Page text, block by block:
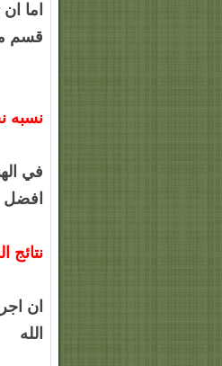
اما
قسم
نسبه
افضل
نتائج
ان
الله